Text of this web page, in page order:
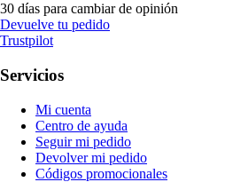
30 días para cambiar de opinión
Devuelve tu pedido
Trustpilot
Servicios
Mi cuenta
Centro de ayuda
Seguir mi pedido
Devolver mi pedido
Códigos promocionales